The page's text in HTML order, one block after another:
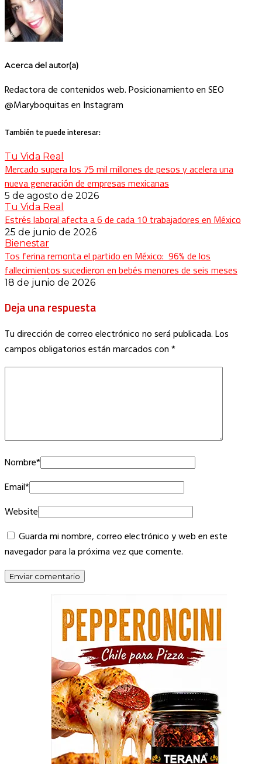
Acerca del autor(a)
Redactora de contenidos web. Posicionamiento en SEO
@Maryboquitas en Instagram
También te puede interesar:
Tu Vida Real
Mercado supera los 75 mil millones de pesos y acelera una
nueva generación de empresas mexicanas
5 de agosto de 2026
Tu Vida Real
Estrés laboral afecta a 6 de cada 10 trabajadores en México
25 de junio de 2026
Bienestar
Tos ferina remonta el partido en México: 96% de los
fallecimientos sucedieron en bebés menores de seis meses
18 de junio de 2026
Deja una respuesta
Tu dirección de correo electrónico no será publicada.Los
campos obligatorios están marcados con*
Nombre*
Email*
Website
Guarda mi nombre, correo electrónico y web en este
navegador para la próxima vez que comente.